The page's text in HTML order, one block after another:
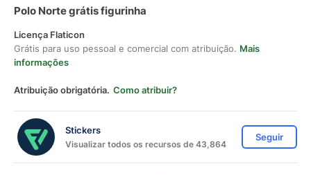
Polo Norte grátis figurinha
Licença Flaticon
Grátis para uso pessoal e comercial com atribuição. Mais
informações
Atribuição obrigatória. Como atribuir?
Stickers
Visualizar todos os recursos de 43,864
Seguir